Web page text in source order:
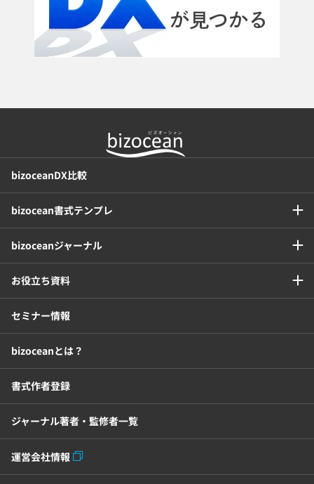
bizoceanDX比較
bizocean書式テンプレ
bizoceanジャーナル
お役立ち資料
セミナー情報
bizoceanとは？
書式作者登録
ジャーナル著者・監修者一覧
運営会社情報